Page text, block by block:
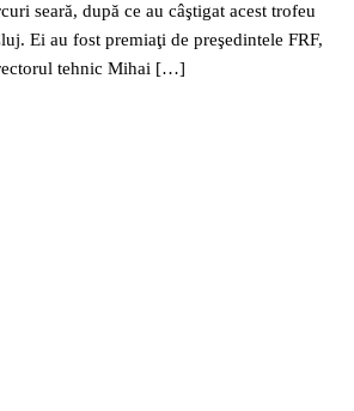
seară, după ce au câştigat acest trofeu
Ei au fost premiaţi de preşedintele FRF,
tehnic Mihai […]